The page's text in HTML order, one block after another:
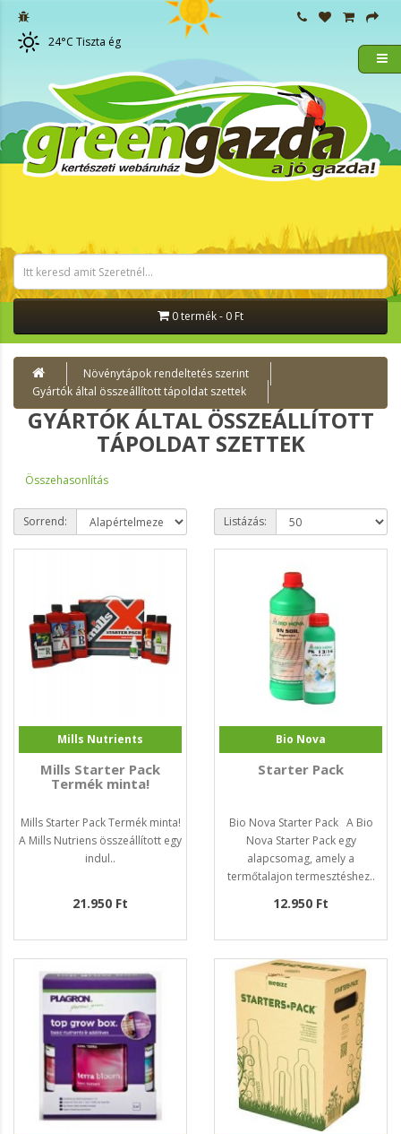
24°C Tiszta ég
0 termék - 0 Ft
Növénytápok rendeltetés szerint
Gyártók által összeállított tápoldat szettek
GYÁRTÓK ÁLTAL ÖSSZEÁLLÍTOTT
TÁPOLDAT SZETTEK
Összehasonlítás
Sorrend: Listázás:
Mills Nutrients
Mills Starter Pack
Termék minta!
Mills Starter Pack Termék minta!
A Mills Nutriens összeállított egy
indul..
21.950 Ft
Bio Nova
Starter Pack
Bio Nova Starter Pack A Bio
Nova Starter Pack egy
alapcsomag, amely a
termőtalajon termesztéshez..
12.950 Ft